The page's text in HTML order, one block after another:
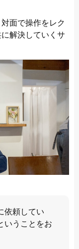
面で操作をレク
解決していくサ
依頼してい
いうことをお